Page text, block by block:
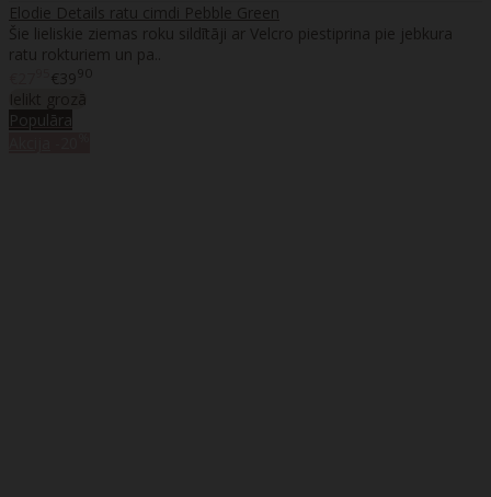
Elodie Details ratu cimdi Pebble Green
Šie lieliskie ziemas roku sildītāji ar Velcro piestiprina pie jebkura
ratu rokturiem un pa..
€3990
Ielikt grozā
Populāra